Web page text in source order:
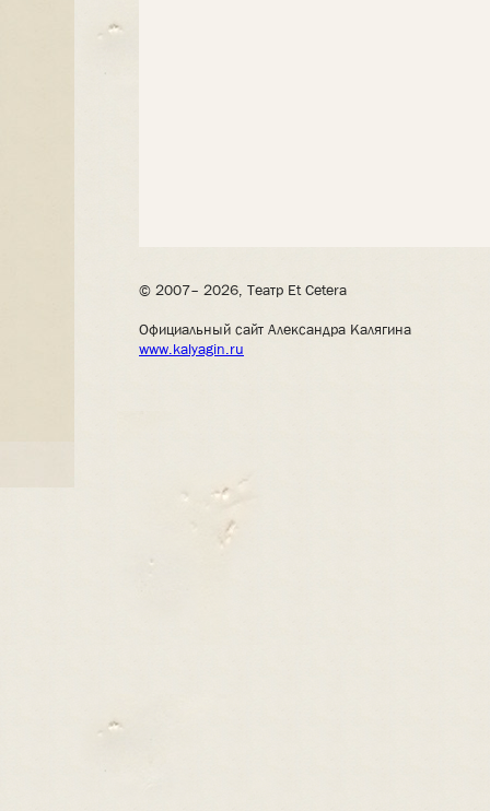
© 2007– 2026, Театр Et Cetera
Официальный сайт Александра Калягина
www.kalyagin.ru